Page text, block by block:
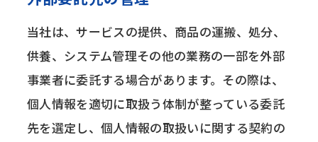
当社は、サービスの提供、商品の運搬、処分、
供養、システム管理その他の業務の一部を外部
事業者に委託する場合があります。その際は、
個人情報を適切に取扱う体制が整っている委託
先を選定し、個人情報の取扱いに関する契約の